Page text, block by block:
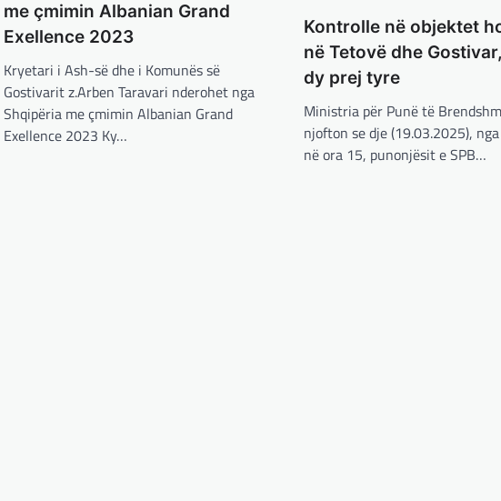
me çmimin Albanian Grand
Exellence 2023
Kryetari i Ash-së dhe i Komunës së
Gostivarit z.Arben Taravari nderohet nga
Shqipëria me çmimin Albanian Grand
Exellence 2023 Ky…
Kontrolle në objektet
në Tetovë dhe
dy prej tyre
Ministria për Punë të
njofton se dje (19.03.2025),
në ora 15, punonjësit e SPB…